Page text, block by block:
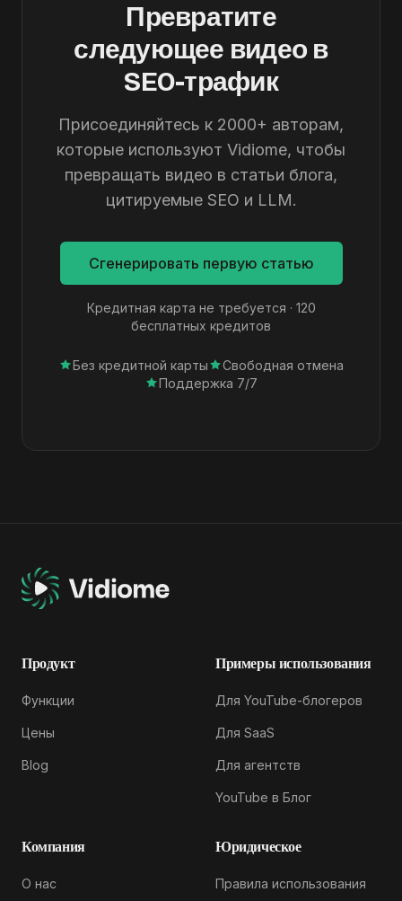
Превратите
следующее видео в
SEO-трафик
Присоединяйтесь к 2000+ авторам,
которые используют Vidiome, чтобы
превращать видео в статьи блога,
цитируемые SEO и LLM.
Сгенерировать первую статью
Кредитная карта не требуется · 120
бесплатных кредитов
Без кредитной карты
Свободная отмена
Поддержка 7/7
Продукт
Функции
Цены
Blog
Примеры использования
Для YouTube-блогеров
Для SaaS
Для агентств
YouTube в Блог
Компания
О нас
Юридическое
Правила использования